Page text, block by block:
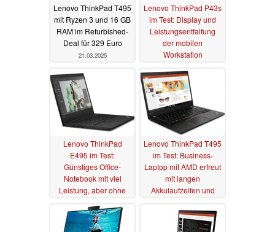
Lenovo ThinkPad T495
mit Ryzen 3 und 16 GB
RAM im Refurbished-
Deal für 329 Euro
21.03.2025
Lenovo ThinkPad P43s
im Test: Display und
Leistungsentfaltung
der mobilen
Workstation
Lenovo ThinkPad
E495 im Test:
Günstiges Office-
Notebook mit viel
Leistung, aber ohne
16.09.2019
Lenovo ThinkPad T495
im Test: Business-
Laptop mit AMD erfreut
mit langen
Akkulaufzeiten und